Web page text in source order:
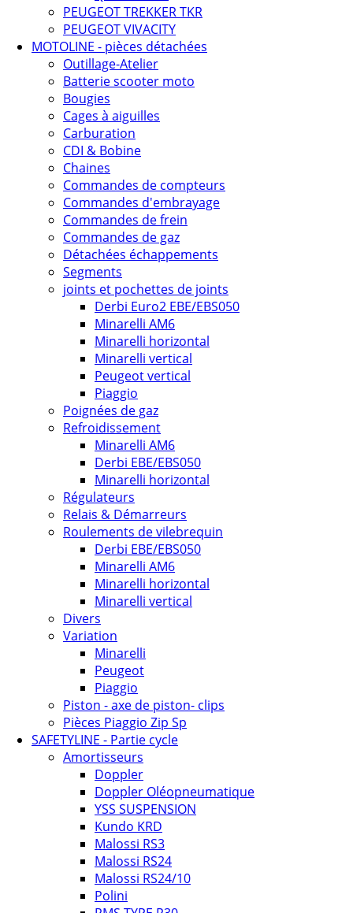
PEUGEOT TREKKER TKR
PEUGEOT VIVACITY
MOTOLINE - pièces détachées
Outillage-Atelier
Batterie scooter moto
Bougies
Cages à aiguilles
Carburation
CDI & Bobine
Chaines
Commandes de compteurs
Commandes d'embrayage
Commandes de frein
Commandes de gaz
Détachées échappements
Segments
joints et pochettes de joints
Derbi Euro2 EBE/EBS050
Minarelli AM6
Minarelli horizontal
Minarelli vertical
Peugeot vertical
Piaggio
Poignées de gaz
Refroidissement
Minarelli AM6
Derbi EBE/EBS050
Minarelli horizontal
Régulateurs
Relais & Démarreurs
Roulements de vilebrequin
Derbi EBE/EBS050
Minarelli AM6
Minarelli horizontal
Minarelli vertical
Divers
Variation
Minarelli
Peugeot
Piaggio
Piston - axe de piston- clips
Pièces Piaggio Zip Sp
SAFETYLINE - Partie cycle
Amortisseurs
Doppler
Doppler Oléopneumatique
YSS SUSPENSION
Kundo KRD
Malossi RS3
Malossi RS24
Malossi RS24/10
Polini